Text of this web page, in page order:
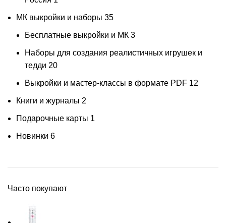
МК выкройки и наборы 35
Бесплатные выкройки и МК 3
Наборы для создания реалистичных игрушек и
тедди 20
Выкройки и мастер-классы в формате PDF 12
Книги и журналы 2
Подарочные карты 1
Новинки 6
Часто покупают